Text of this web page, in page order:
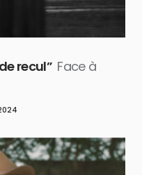
recul” Face à